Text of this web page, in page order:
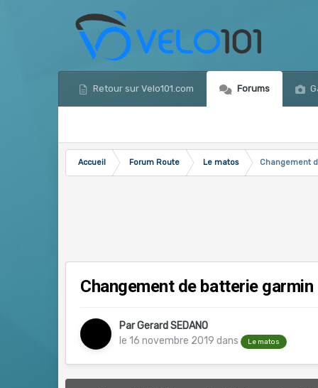
Retour sur Velo101.com Forums
Accueil Forum Route Le matos Changement
Changement de batterie garmin
ParGerard SEDANO
le 16 novembre 2019 dans Le matos